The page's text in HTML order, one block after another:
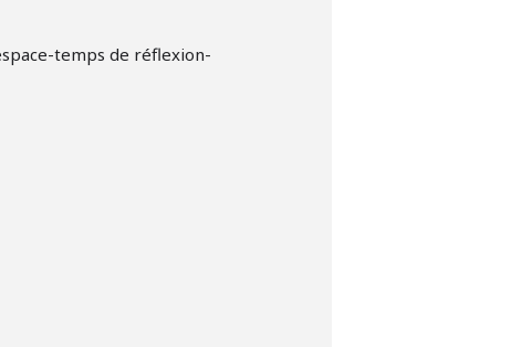
temps de réflexion-